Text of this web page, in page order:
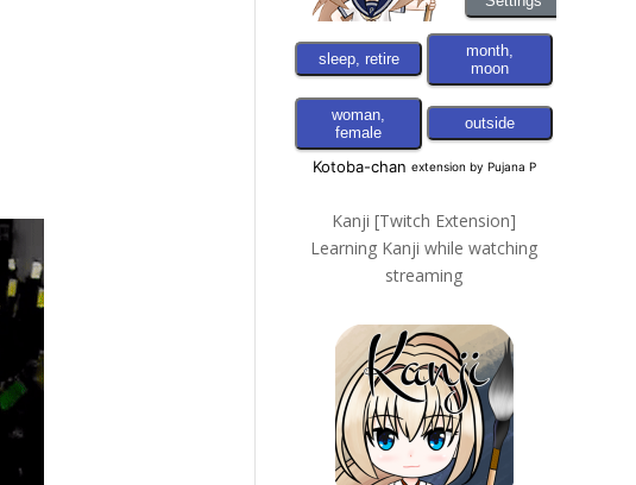
Kanji [Twitch Extension]
Learning Kanji while watching
streaming